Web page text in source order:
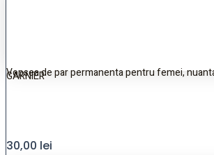
Vopsea de par permanenta pentru femei,
GARNIER
30,00 lei